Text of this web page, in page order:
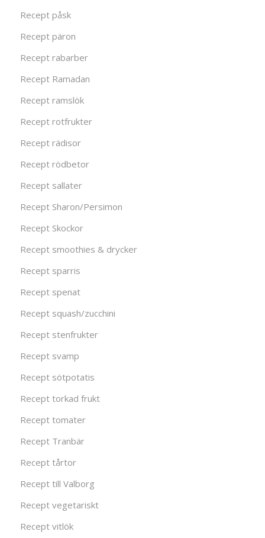
Recept påsk
Recept päron
Recept rabarber
Recept Ramadan
Recept ramslök
Recept rotfrukter
Recept rädisor
Recept rödbetor
Recept sallater
Recept Sharon/Persimon
Recept Skockor
Recept smoothies & drycker
Recept sparris
Recept spenat
Recept squash/zucchini
Recept stenfrukter
Recept svamp
Recept sötpotatis
Recept torkad frukt
Recept tomater
Recept Tranbär
Recept tårtor
Recept till Valborg
Recept vegetariskt
Recept vitlök